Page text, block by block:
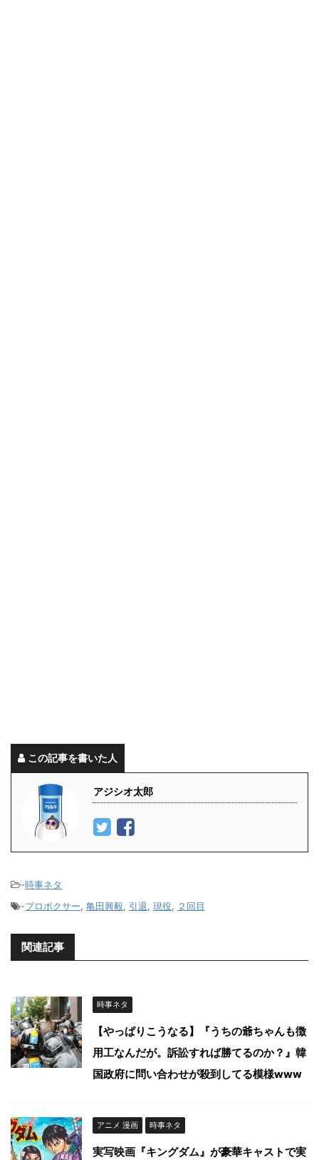
この記事を書いた人
アジシオ太郎
-時事ネタ
-プロボクサー, 亀田興毅, 引退, 現役, ２回目
関連記事
時事ネタ
【やっぱりこうなる】『うちの爺ちゃんも徴
用工なんだが。訴訟すれば勝てるのか？』韓
国政府に問い合わせが殺到してる模様www
アニメ 漫画 時事ネタ
実写映画『キングダム』が豪華キャストで実